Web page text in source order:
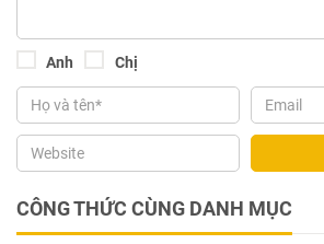
Anh Chị
CÔNG THỨC CÙNG DANH MỤC